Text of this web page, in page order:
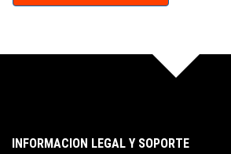
INFORMACION LEGAL Y SOPORTE